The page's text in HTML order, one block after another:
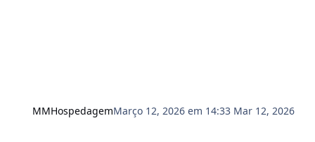
MMHospedagemMarço 12, 2026 em 14:33 Mar 12, 2026